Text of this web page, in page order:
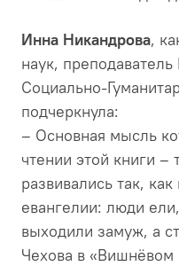
Инна Никандрова,
наук, преподаватель
Социально-
подчеркнула:
– Основная мысль
чтении этой книги –
развивались так,
евангелии: люди
выходили замуж, а
Чехова в «Вишнёвом